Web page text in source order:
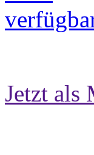
Jetzt als